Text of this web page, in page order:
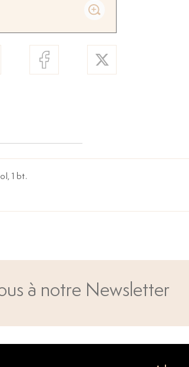
1 bt.
à notre Newsletter